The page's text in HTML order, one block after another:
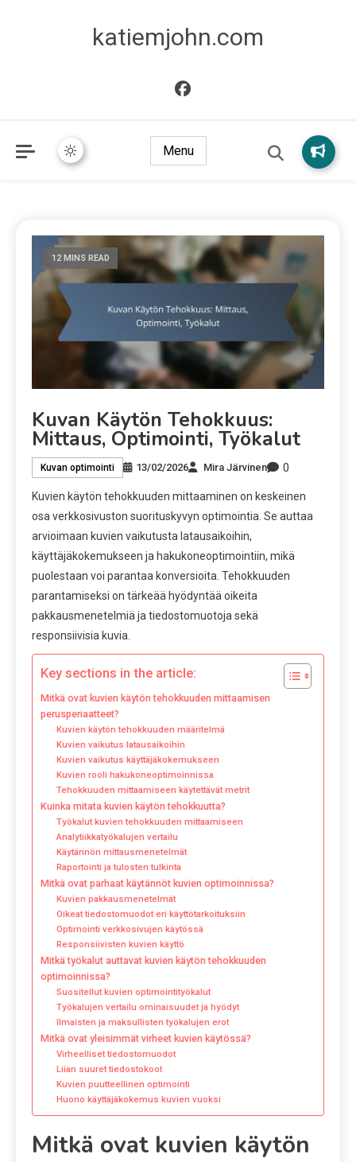
katiemjohn.com
Menu
12 MINS READ
Kuvan Käytön Tehokkuus:
Mittaus, Optimointi, Työkalut
Kuvan optimointi 13/02/2026 Mira Järvinen 0
Kuvien käytön tehokkuuden mittaaminen on keskeinen
osa verkkosivuston suorituskyvyn optimointia. Se auttaa
arvioimaan kuvien vaikutusta latausaikoihin,
käyttäjäkokemukseen ja hakukoneoptimointiin, mikä
puolestaan voi parantaa konversioita. Tehokkuuden
parantamiseksi on tärkeää hyödyntää oikeita
pakkausmenetelmiä ja tiedostomuotoja sekä
responsiivisia kuvia.
Key sections in the article:
Mitkä ovat kuvien käytön tehokkuuden mittaamisen
perusperiaatteet?
Kuvien käytön tehokkuuden määritelmä
Kuvien vaikutus latausaikoihin
Kuvien vaikutus käyttäjäkokemukseen
Kuvien rooli hakukoneoptimoinnissa
Tehokkuuden mittaamiseen käytettävät metrit
Kuinka mitata kuvien käytön tehokkuutta?
Työkalut kuvien tehokkuuden mittaamiseen
Analytiikkatyökalujen vertailu
Käytännön mittausmenetelmät
Raportointi ja tulosten tulkinta
Mitkä ovat parhaat käytännöt kuvien optimoinnissa?
Kuvien pakkausmenetelmät
Oikeat tiedostomuodot eri käyttötarkoituksiin
Optimointi verkkosivujen käytössä
Responsiivisten kuvien käyttö
Mitkä työkalut auttavat kuvien käytön tehokkuuden
optimoinnissa?
Suositellut kuvien optimointityökalut
Työkalujen vertailu ominaisuudet ja hyödyt
Ilmaisten ja maksullisten työkalujen erot
Mitkä ovat yleisimmät virheet kuvien käytössä?
Virheelliset tiedostomuodot
Liian suuret tiedostokoot
Kuvien puutteellinen optimointi
Huono käyttäjäkokemus kuvien vuoksi
Mitkä ovat kuvien käytön